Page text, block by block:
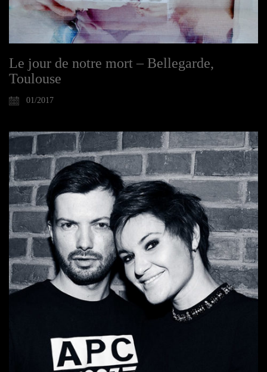
Le jour de notre mort – Bellegarde,
Toulouse
01/2017